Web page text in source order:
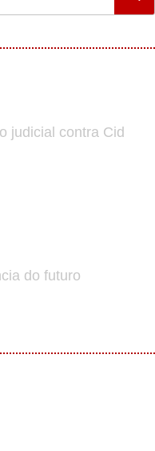
judicial contra Cid
do futuro